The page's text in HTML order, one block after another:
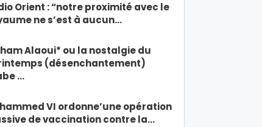
Orient : “notre proximité avec le
ne s’est à aucun…
Alaoui* ou la nostalgie du
(désenchantement)
…
VI ordonne’une opération
de vaccination contre la…